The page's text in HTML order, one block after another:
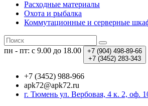
Расходные материалы
Охота и рыбалка
Коммутационные и серверные
пн - пт: с 9.00 до 18.00 +7 (904) 498-89-66
+7 (3452) 283-343
+7 (3452) 988-966
apk72@apk72.ru
г. Тюмень ул. Вербовая, 4 к. 2, оф.